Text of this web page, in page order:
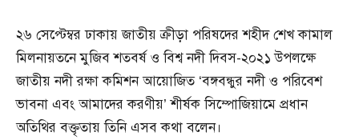
২৬ সেপ্টেম্বর ঢাকায় জাতীয় ক্রীড়া পরিষদের শহীদ শেখ কামাল
মিলনায়তনে মুজিব শতবর্ষ ও বিশ্ব নদী দিবস-২০২১ উপলক্ষে
জাতীয় নদী রক্ষা কমিশন আয়োজিত ‘বঙ্গবন্ধুর নদী ও পরিবেশ
ভাবনা এবং আমাদের করণীয়’ শীর্ষক সিম্পোজিয়ামে প্রধান
অতিথির বক্তৃতায় তিনি এসব কথা বলেন।